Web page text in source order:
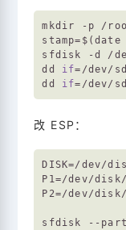
mkdir -p /
stamp=$(date
sfdisk -d /
dd if=/dev/
dd if=/dev/
改 ESP：
DISK=/dev/
P1=/dev/
P2=/dev/
sfdisk --